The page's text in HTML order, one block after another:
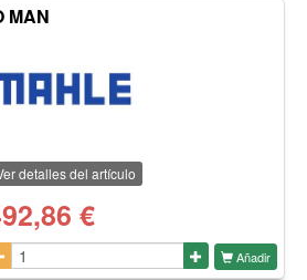
MAN
detalles del artículo
€
Añadir